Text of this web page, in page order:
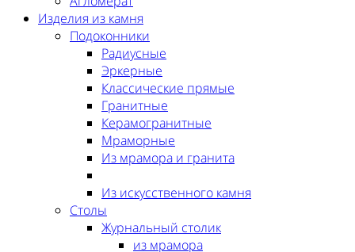
Изделия из камня
Подоконники
Радиусные
Эркерные
Классические прямые
Гранитные
Керамогранитные
Мраморные
Из мрамора и гранита
Из искусственного камня
Столы
Журнальный столик
из мрамора